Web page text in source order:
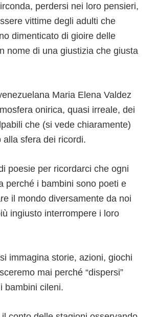
perdersi nei loro pensieri,
vittime degli adulti che
dimenticato di gioire delle
nome di una giustizia che giusta
Maria Elena Valdez
onirica, quasi irreale, dei
che (si vede chiaramente)
alla sfera dei ricordi.
poesie per ricordarci che ogni
perché i bambini sono poeti e
il mondo diversamente da noi
ingiusto interrompere i loro
immagina storie, azioni, giochi
mai perché “dispersi”
bambini cileni.